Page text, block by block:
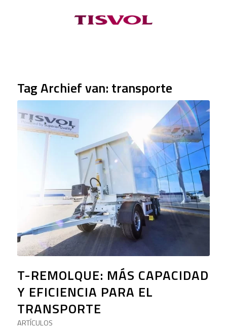
Tag Archief van: transporte
T-REMOLQUE: MÁS CAPACIDAD
Y EFICIENCIA PARA EL
TRANSPORTE
ARTÍCULOS